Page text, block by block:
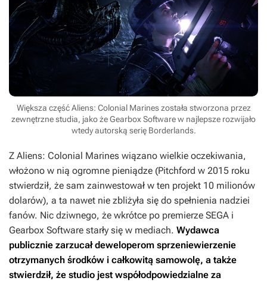
Większa część Aliens: Colonial Marines została stworzona przez
zewnętrzne studia, jako że Gearbox Software w najlepsze rozwijało
wtedy autorską serię Borderlands.
Z Aliens: Colonial Marines wiązano wielkie oczekiwania,
włożono w nią ogromne pieniądze (Pitchford w 2015 roku
stwierdził, że sam zainwestował w ten projekt 10 milionów
dolarów), a ta nawet nie zbliżyła się do spełnienia nadziei
fanów. Nic dziwnego, że wkrótce po premierze SEGA i
Gearbox Software starły się w mediach. Wydawca
publicznie zarzucał deweloperom sprzeniewierzenie
otrzymanych środków i całkowitą samowolę, a także
stwierdził, że studio jest współodpowiedzialne za